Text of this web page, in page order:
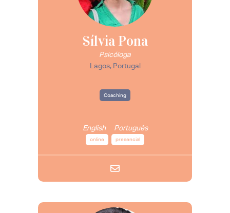
Sílvia Pona
Psicóloga
Lagos, Portugal
Coaching
English Português
online presencial